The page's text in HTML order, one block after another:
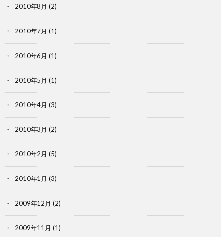
2010年8月 (2)
2010年7月 (1)
2010年6月 (1)
2010年5月 (1)
2010年4月 (3)
2010年3月 (2)
2010年2月 (5)
2010年1月 (3)
2009年12月 (2)
2009年11月 (1)